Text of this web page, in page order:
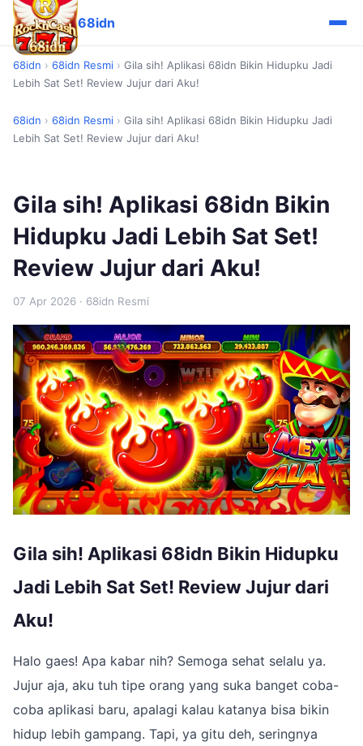
68idn
68idn › 68idn Resmi › Gila sih! Aplikasi 68idn Bikin Hidupku Jadi
Lebih Sat Set! Review Jujur dari Aku!
68idn › 68idn Resmi › Gila sih! Aplikasi 68idn Bikin Hidupku Jadi
Lebih Sat Set! Review Jujur dari Aku!
Gila sih! Aplikasi 68idn Bikin
Hidupku Jadi Lebih Sat Set!
Review Jujur dari Aku!
07 Apr 2026 · 68idn Resmi
Gila sih! Aplikasi 68idn Bikin Hidupku
Jadi Lebih Sat Set! Review Jujur dari
Aku!
Halo gaes! Apa kabar nih? Semoga sehat selalu ya.
Jujur aja, aku tuh tipe orang yang suka banget coba-
coba aplikasi baru, apalagi kalau katanya bisa bikin
hidup lebih gampang. Tapi, ya gitu deh, seringnya